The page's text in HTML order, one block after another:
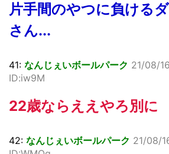
片手間のやつに負ける
さん...
41: なんじぇいボールパーク 21/08/
ID:iw9M
22歳ならええやろ別に
42: なんじぇいボールパーク 21/08/